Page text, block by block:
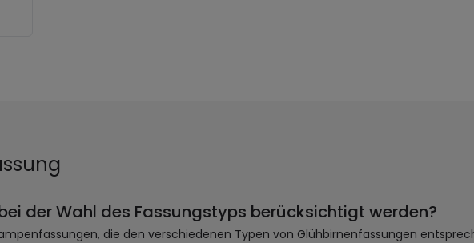
der Wahl des Fassungstyps berücksichtigt werden?
die den verschiedenen Typen von Glühbirnenfassungen